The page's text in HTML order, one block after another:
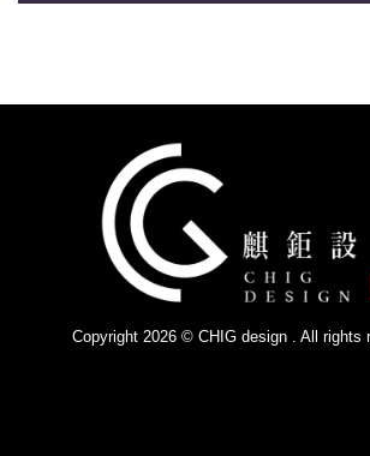
Copyright 2026 © CHIG design . All rights